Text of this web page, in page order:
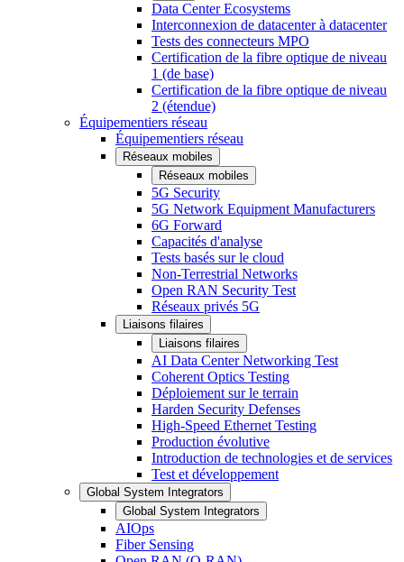
Data Center Ecosystems
Interconnexion de datacenter à datacenter
Tests des connecteurs MPO
Certification de la fibre optique de niveau
1 (de base)
Certification de la fibre optique de niveau
2 (étendue)
Équipementiers réseau
Équipementiers réseau
Réseaux mobiles
Réseaux mobiles
5G Security
5G Network Equipment Manufacturers
6G Forward
Capacités d'analyse
Tests basés sur le cloud
Non-Terrestrial Networks
Open RAN Security Test
Réseaux privés 5G
Liaisons filaires
Liaisons filaires
AI Data Center Networking Test
Coherent Optics Testing
Déploiement sur le terrain
Harden Security Defenses
High-Speed Ethernet Testing
Production évolutive
Introduction de technologies et de services
Test et développement
Global System Integrators
Global System Integrators
AIOps
Fiber Sensing